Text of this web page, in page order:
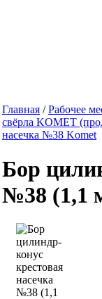
Главная /Рабочее
свёрла KOMET
насечка №38 Komet
Бор
№38 (1,1